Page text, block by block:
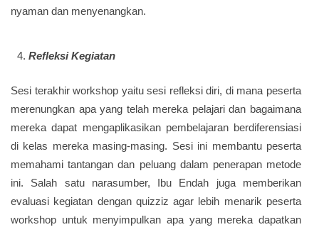
nyaman dan menyenangkan.
Refleksi Kegiatan
Sesi terakhir workshop yaitu sesi refleksi diri, di mana peserta
merenungkan apa yang telah mereka pelajari dan bagaimana
mereka dapat mengaplikasikan pembelajaran berdiferensiasi
di kelas mereka masing-masing. Sesi ini membantu peserta
memahami tantangan dan peluang dalam penerapan metode
ini. Salah satu narasumber, Ibu Endah juga memberikan
evaluasi kegiatan dengan quizziz agar lebih menarik peserta
workshop untuk menyimpulkan apa yang mereka dapatkan